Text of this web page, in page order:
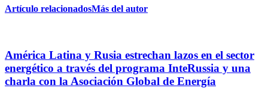
Artículo relacionadosMás del autor
América Latina y Rusia estrechan lazos en el sector
energético a través del programa InteRussia y una
charla con la Asociación Global de Energía